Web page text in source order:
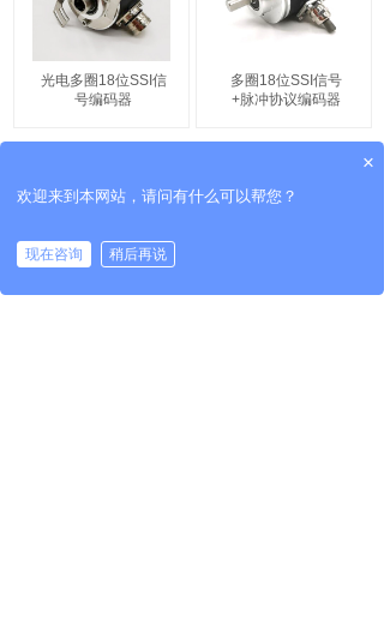
光电多圈18位SSI信
号编码器
多圈18位SSI信号
+脉冲协议编码器
×
欢迎来到本网站，请问有什么可以帮您？
现在咨询 稍后再说